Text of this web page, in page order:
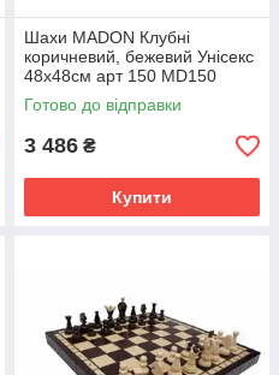
Шахи MADON Клубні
коричневий, бежевий Унісекс
48х48см арт 150 MD150
Готово до відправки
3 486 ₴
Купити